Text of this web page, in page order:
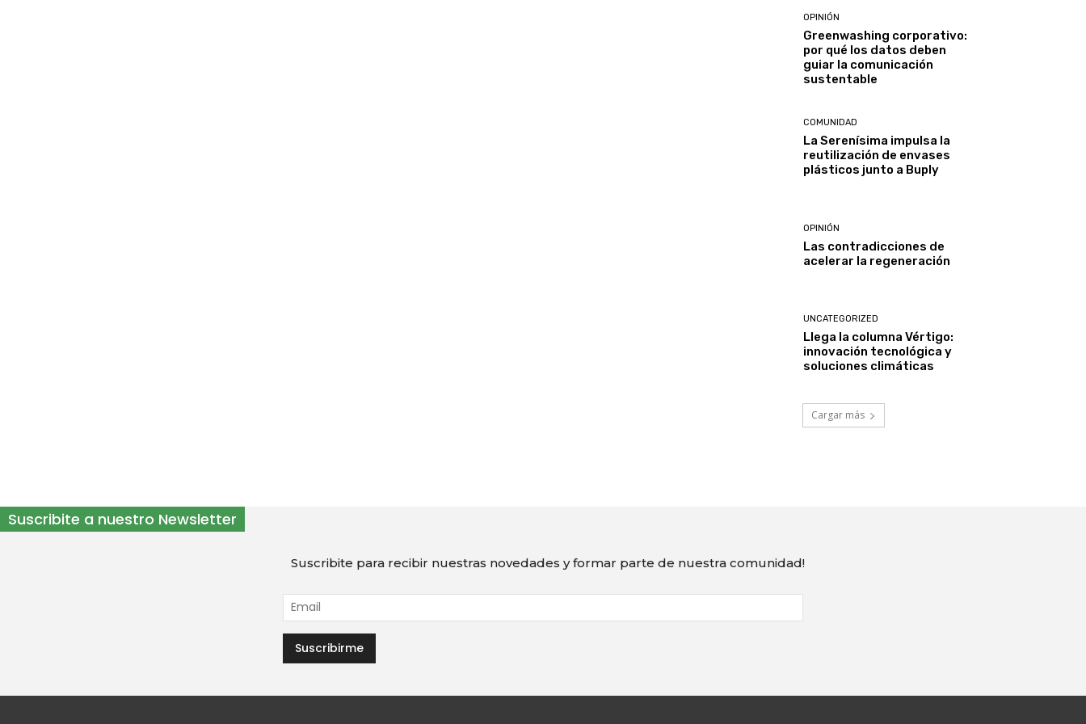
OPINIÓN
Greenwashing corporativo:
por qué los datos deben
guiar la comunicación
sustentable
COMUNIDAD
La Serenísima impulsa la
reutilización de envases
plásticos junto a Buply
OPINIÓN
Las contradicciones de
acelerar la regeneración
UNCATEGORIZED
Llega la columna Vértigo:
innovación tecnológica y
soluciones climáticas
Cargar más
Suscribite a nuestro Newsletter
Suscribite para recibir nuestras novedades y formar parte de nuestra comunidad!